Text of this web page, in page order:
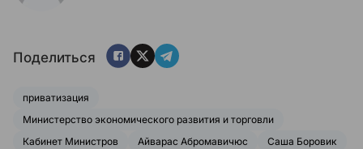
Поделиться
приватизация
Министерство экономического развития и торговли
Кабинет Министров
Айварас Абромавичюс Саша Боровик